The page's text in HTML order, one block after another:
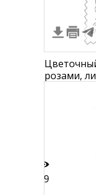
розами,
29